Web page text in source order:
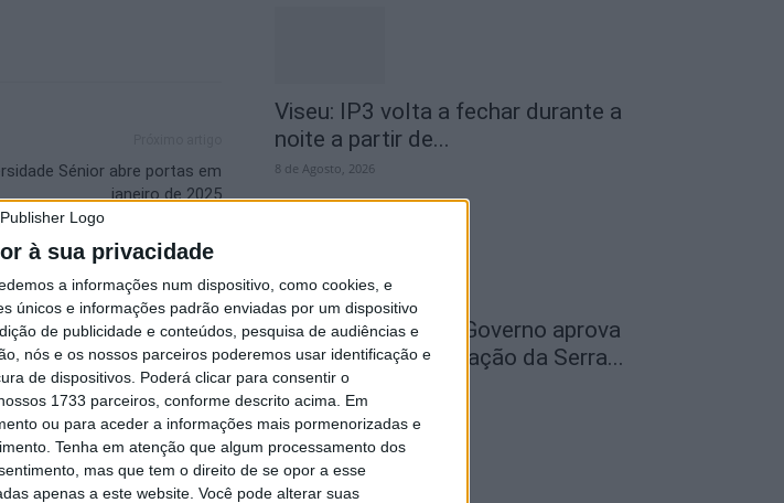
à sua privacidade
a informações num dispositivo, como cookies, e
únicos e informações padrão enviadas por um dispositivo
de publicidade e conteúdos, pesquisa de audiências e
nós e os nossos parceiros poderemos usar identificação e
de dispositivos. Poderá clicar para consentir o
1733 parceiros, conforme descrito acima. Em
ou para aceder a informações mais pormenorizadas e
Tenha em atenção que algum processamento dos
mas que tem o direito de se opor a esse
apenas a este website. Você pode alterar suas
Sénior abre portas em
janeiro de 2025
Viseu: IP3 volta a fechar durante a
noite a partir de...
8 de Agosto, 2026
São Pedro do Sul: Governo aprova
Centro de Interpretação da Serra...
8 de Agosto, 2026